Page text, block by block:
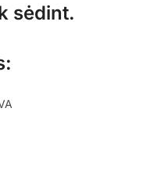
sėdint.